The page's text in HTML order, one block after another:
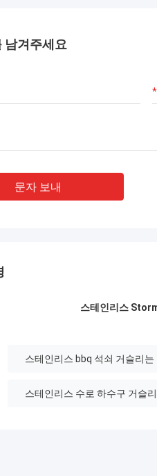
남겨주세요
문자 보내
스테인리스
스테인리스 bbq 석쇠 거슬리는
스테인리스 수로 하수구 거슬